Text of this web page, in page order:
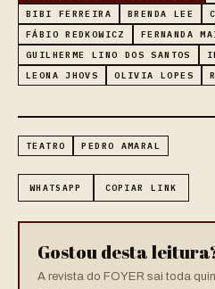
BIBI FERREIRA
BRENDA LEE
FÁBIO REDKOWICZ
FERNANDA
GUILHERME LINO DOS SANTOS
LEONA JHOVS
OLIVIA LOPES
TEATRO PEDRO AMARAL
WHATSAPP COPIAR LINK
Gostou desta
A revista do FOYER sai toda